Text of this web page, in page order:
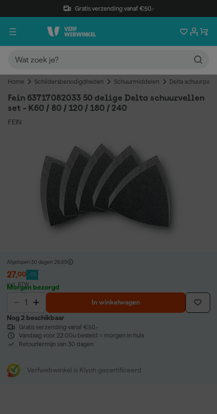
Gratis verzending vanaf €50,-
Home Schildersbenodigdheden Schuurmiddelen Delta
Fein 63717082033 50 delige Delta schuurvellen
set - K60 / 80 / 120 / 180 / 240
FEIN
Afgelopen 30 dagen 28,69
27,00 -5%
incl. BTW
Morgen bezorgd
In winkelwagen
Nog 2 beschikbaar
Gratis verzending vanaf €50,-
Vandaag voor 22:00u besteld = morgen in huis
Retourtermijn van 30 dagen
Verfwebwinkel is Kiyoh gecertificeerd